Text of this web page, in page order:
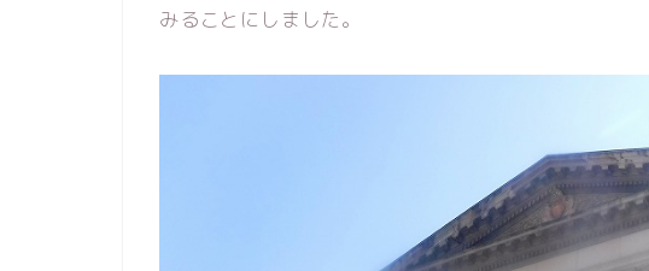
みることにしました。